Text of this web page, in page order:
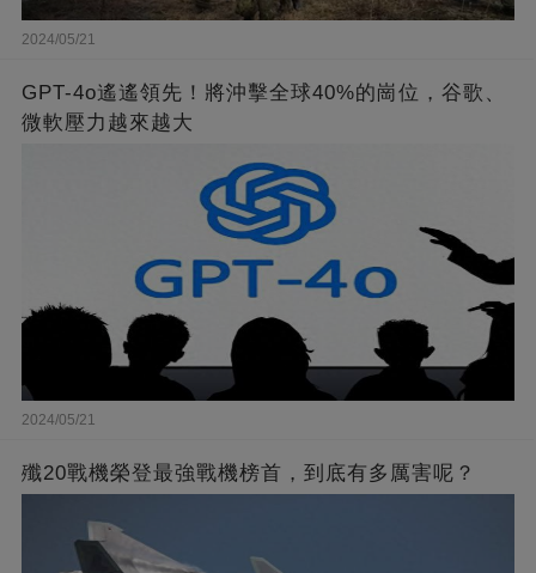
2024/05/21
GPT-4o遙遙領先！將沖擊全球40%的崗位，谷歌、
微軟壓力越來越大
2024/05/21
殲20戰機榮登最強戰機榜首，到底有多厲害呢？